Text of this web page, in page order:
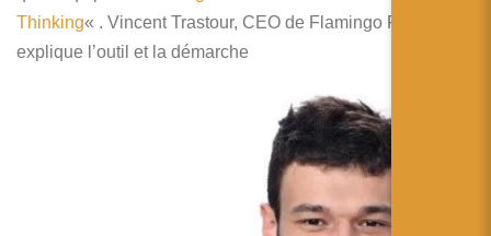
Thinking« . Vincent Trastour, CEO de Flamingo Filter, nous
explique l’outil et la démarche